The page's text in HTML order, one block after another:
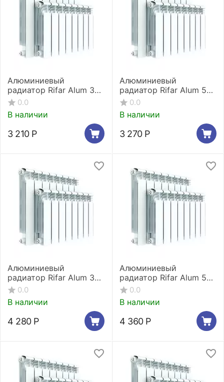
Алюминиевый
радиатор Rifar Alum 350
3 секции
0.0
В наличии
3 210 Р
Алюминиевый
радиатор Rifar Alum 500
3 секции
0.0
В наличии
3 270 Р
Алюминиевый
радиатор Rifar Alum 350
4 секции
0.0
В наличии
4 280 Р
Алюминиевый
радиатор Rifar Alum 500
4 секции
0.0
В наличии
4 360 Р